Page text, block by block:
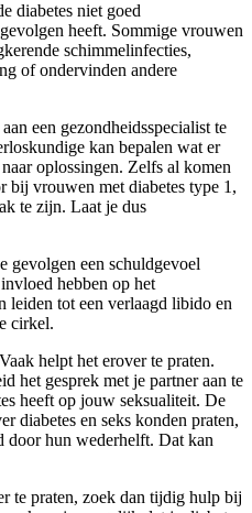
diabetes niet goed
heeft. Sommige vrouwen
schimmelinfecties,
of ondervinden andere
een gezondheidsspecialist te
kan bepalen wat er
oplossingen. Zelfs al komen
bij vrouwen met diabetes type 1,
te zijn. Laat je dus
gevolgen een schuldgevoel
hebben op het
leiden tot een verlaagd libido en
cirkel.
helpt het erover te praten.
het gesprek met je partner aan te
heeft op jouw seksualiteit. De
diabetes en seks konden praten,
door hun wederhelft. Dat kan
te praten, zoek dan tijdig hulp bij